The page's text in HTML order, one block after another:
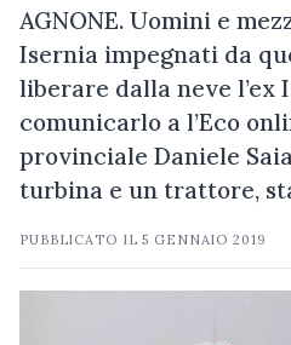
AGNONE. Uomini e
Isernia impegnati da
liberare dalla neve l’ex
comunicarlo a l’Eco
provinciale Daniele
turbina e un trattore,
PUBBLICATO IL5 GENNAIO 2019